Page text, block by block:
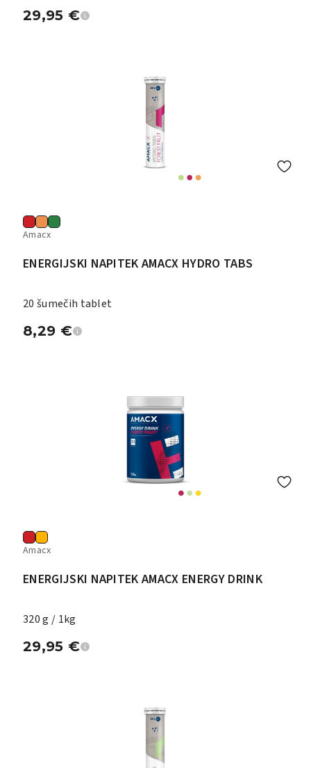
29,95 €
Amacx
ENERGIJSKI NAPITEK AMACX HYDRO TABS
20 šumečih tablet
8,29 €
Amacx
ENERGIJSKI NAPITEK AMACX ENERGY DRINK
320 g / 1kg
29,95 €